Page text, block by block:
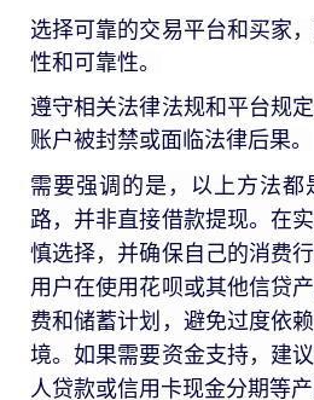
选择可靠的交易平台和买家
性和可靠性。
遵守相关法律法规和平台规
账户被封禁或面临法律后果。
需要强调的是，以上方法
路，并非直接借款提现。在
慎选择，并确保自己的消费
用户在使用花呗或其他信贷
费和储蓄计划，避免过度依
境。如果需要资金支持，建
人贷款或信用卡现金分期等产